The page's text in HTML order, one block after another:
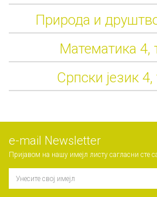
Природа и
Математика 4,
Српски језик 4,
е-mail Newsletter
Пријавом на нашу имејл листу сагласни сте